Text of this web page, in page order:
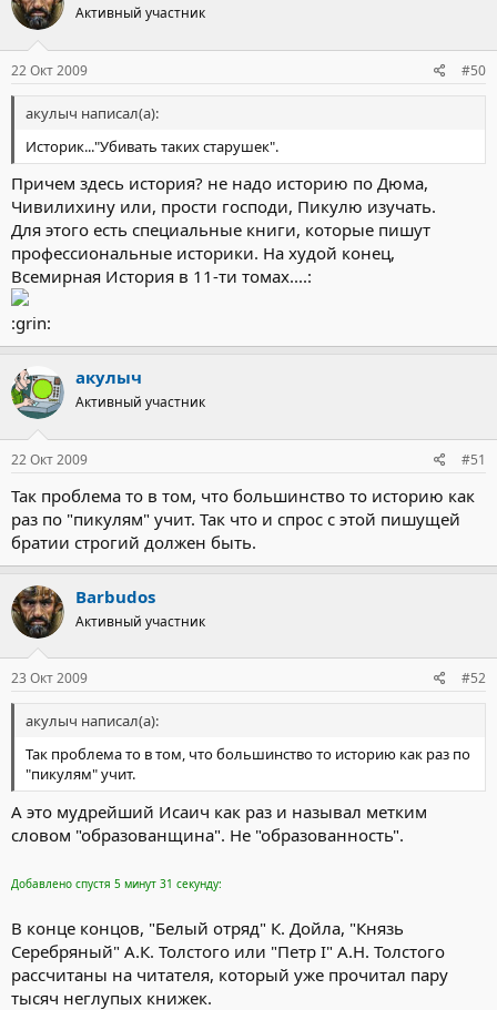
Активный участник
22 Окт 2009 #50
акулыч написал(а):
Историк..."Убивать таких старушек".
Причем здесь история? не надо историю по Дюма,
Чивилихину или, прости господи, Пикулю изучать.
Для этого есть специальные книги, которые пишут
профессиональные историки. На худой конец,
Всемирная История в 11-ти томах....:
:grin:
акулыч
Активный участник
22 Окт 2009 #51
Так проблема то в том, что большинство то историю как
раз по "пикулям" учит. Так что и спрос с этой пишущей
братии строгий должен быть.
Barbudos
Активный участник
23 Окт 2009 #52
акулыч написал(а):
Так проблема то в том, что большинство то историю как раз по
"пикулям" учит.
А это мудрейший Исаич как раз и называл метким
словом "образованщина". Не "образованность".
Добавлено спустя 5 минут 31 секунду:
В конце концов, "Белый отряд" К. Дойла, "Князь
Серебряный" А.К. Толстого или "Петр I" А.Н. Толстого
рассчитаны на читателя, который уже прочитал пару
тысяч неглупых книжек.